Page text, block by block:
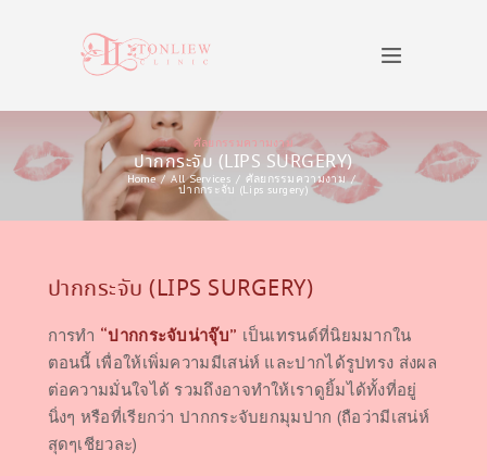
ศัลยกรรมความงาม
ปากกระจับ (LIPS SURGERY)
Home All Services ศัลยกรรมความงาม
ปากกระจับ (Lips surgery)
ปากกระจับ (LIPS SURGERY)
การทำ “ปากกระจับน่าจุ๊บ” เป็นเทรนด์ที่นิยมมากใน
ตอนนี้ เพื่อให้เพิ่มความมีเสน่ห์ และปากได้รูปทรง ส่งผล
ต่อความมั่นใจได้ รวมถึงอาจทำให้เราดูยิ้มได้ทั้งที่อยู่
นิ่งๆ หรือที่เรียกว่า ปากกระจับยกมุมปาก (ถือว่ามีเสน่ห์
สุดๆเชียวละ)